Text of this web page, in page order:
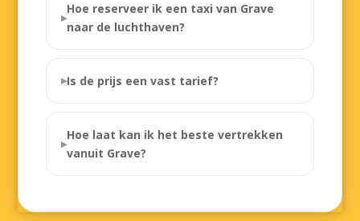
Hoe reserveer ik een taxi van Grave
naar de luchthaven?
Is de prijs een vast tarief?
Hoe laat kan ik het beste vertrekken
vanuit Grave?